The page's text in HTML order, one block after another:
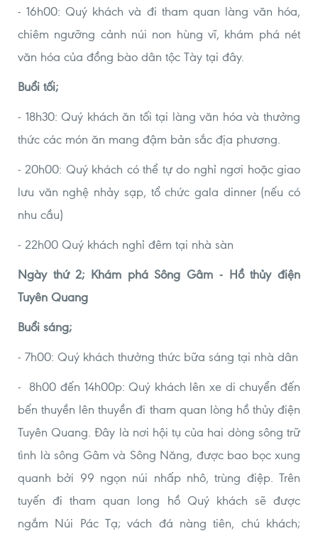
- 16h00: Quý khách và đi tham quan làng văn hóa,
chiêm ngưỡng cảnh núi non hùng vĩ, khám phá nét
văn hóa của đồng bào dân tộc Tày tại đây.
Buổi tối;
- 18h30: Quý khách ăn tối tại làng văn hóa và thưởng
thức các món ăn mang đậm bản sắc địa phương.
- 20h00: Quý khách có thể tự do nghỉ ngơi hoặc giao
lưu văn nghệ nhảy sạp, tổ chức gala dinner (nếu có
nhu cầu)
- 22h00 Quý khách nghỉ đêm tại nhà sàn
Ngày thứ 2; Khám phá Sông Gâm - Hồ thủy điện
Tuyên Quang
Buổi sáng;
- 7h00: Quý khách thưởng thức bữa sáng tại nhà dân
- 8h00 đến 14h00p: Quý khách lên xe di chuyển đến
bến thuyền lên thuyền đi tham quan lòng hồ thủy điện
Tuyên Quang. Đây là nơi hội tụ của hai dòng sông trữ
tình là sông Gâm và Sông Năng, được bao bọc xung
quanh bởi 99 ngọn núi nhấp nhô, trùng điệp. Trên
tuyến đi tham quan long hồ Quý khách sẽ được
ngắm Núi Pác Tạ; vách đá nàng tiên, chú khách;